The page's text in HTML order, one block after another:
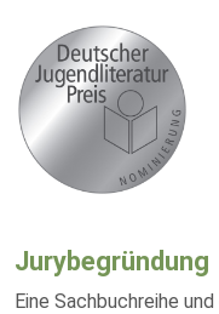
Jurybegründung
Eine Sachbuchreihe